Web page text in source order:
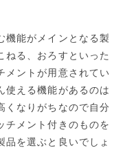
機能がメインとなる製
ねる、おろすといった
メントが用意されてい
使える機能があるのは
くなりがちなので自分
チメント付きのものを
を選ぶと良いでしょ